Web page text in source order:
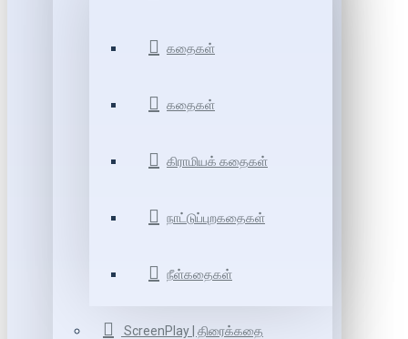
கதைகள்
கதைகள்
கிராமியக் கதைகள்
நாட்டுப்புறகதைகள்
நீள்கதைகள்
ScreenPlay | திரைக்கதை